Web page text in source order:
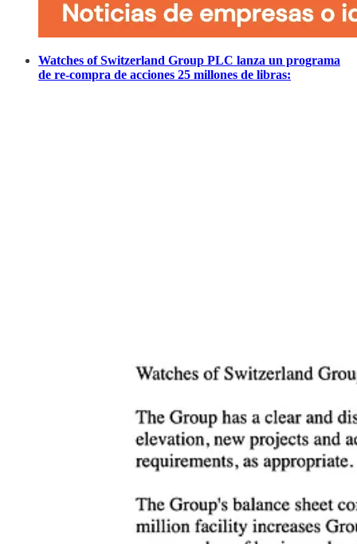
Watches of Switzerland Group PLC lanza un programa
de re-compra de acciones 25 millones de libras: